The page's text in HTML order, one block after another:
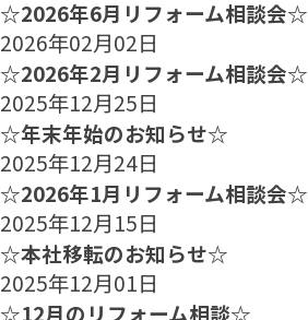
☆2026年6月リフォーム相談会☆
2026年02月02日
☆2026年2月リフォーム相談会☆
2025年12月25日
☆年末年始のお知らせ☆
2025年12月24日
☆2026年1月リフォーム相談会☆
2025年12月15日
☆本社移転のお知らせ☆
2025年12月01日
☆12月のリフォーム相談☆